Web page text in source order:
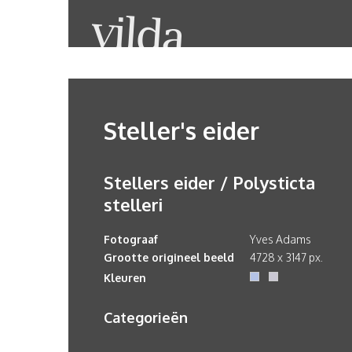
Steller's eider
Stellers eider / Polysticta
stelleri
Fotograaf
Yves Adams
Grootte origineel beeld
4728 x 3147 px.
Kleuren
Categorieën